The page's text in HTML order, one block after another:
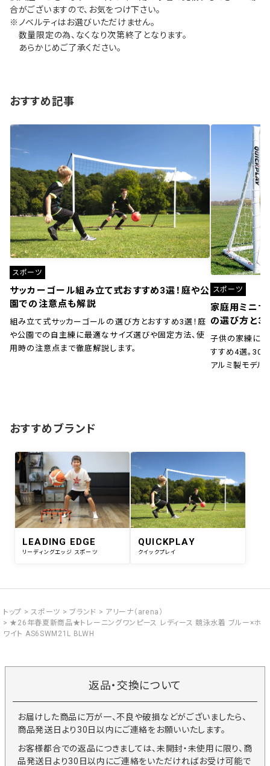
合がございますので、お気をつけ下さい。
※ノベルティはお選びいただけません。
数量限定の為、なくなり次第終了となります。
あらかじめご了承ください。
おすすめ記事
スポーツ
サッカーゴール組み立て式おすすめ3選！庭や公
園での注意点も解説
組み立て式サッカーゴールの選び方とおすすめ3選！庭
や公園での自主練に最適なサイズ選びや固定方法、使
用時の注意点まで徹底解説します。
スポーツ
家庭用ミニサ
の選び方と
子供の家練に！
すすめ4選。30
アルミ製モデル
おすすめブランド
LEADING EDGE
リーディングエッジ スポーツ
QUICKPLAY
クイックプレイ
トップ スポーツ ブランド
アリーナ（arena）
★26年春夏新商品★トレーニングワンピース レディース 競泳水着 ブルー×ホ
ワイト AS6SWM21L BLWH
返品・交換について
お届けした商品に万が一、不良や破損などがございましたら、
商品発送日より30日以内にご連絡をお願いいたします。
お客様都合での返品につきましては、未開封・未使用に限り、商
品発送日より30日以内にご連絡をいただければお受け可能で